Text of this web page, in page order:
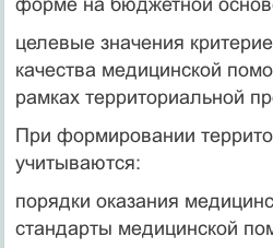
целевые значения
качества медицинской
рамках территориальной
При формировании
учитываются:
порядки оказания
стандарты медицинской